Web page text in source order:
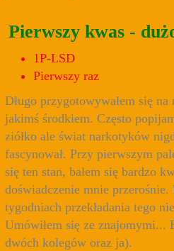
Pierwszy kwas -
1P-LSD
Pierwszy raz
Długo przygotowywałem się
jakimś środkiem. Często
ziółko ale świat narkotyków
fascynował. Przy pierwszym
się ten stan, bałem się bardzo
doświadczenie mnie
tygodniach przekładania tego
Umówiłem się ze znajomymi...
dwóch kolegów oraz ja).